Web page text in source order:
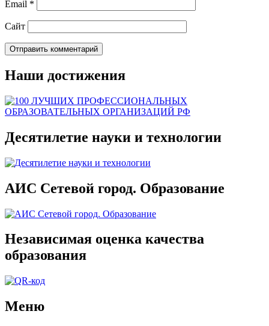
Email *
Сайт
Наши достижения
Десятилетие науки и технологии
АИС Сетевой город. Образование
Независимая оценка качества
образования
Меню